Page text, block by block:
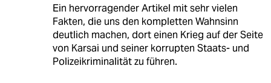
Ein hervorragender Artikel mit sehr vielen
Fakten, die uns den kompletten Wahnsinn
deutlich machen, dort einen Krieg auf der Seite
von Karsai und seiner korrupten Staats- und
Polizeikriminalität zu führen.